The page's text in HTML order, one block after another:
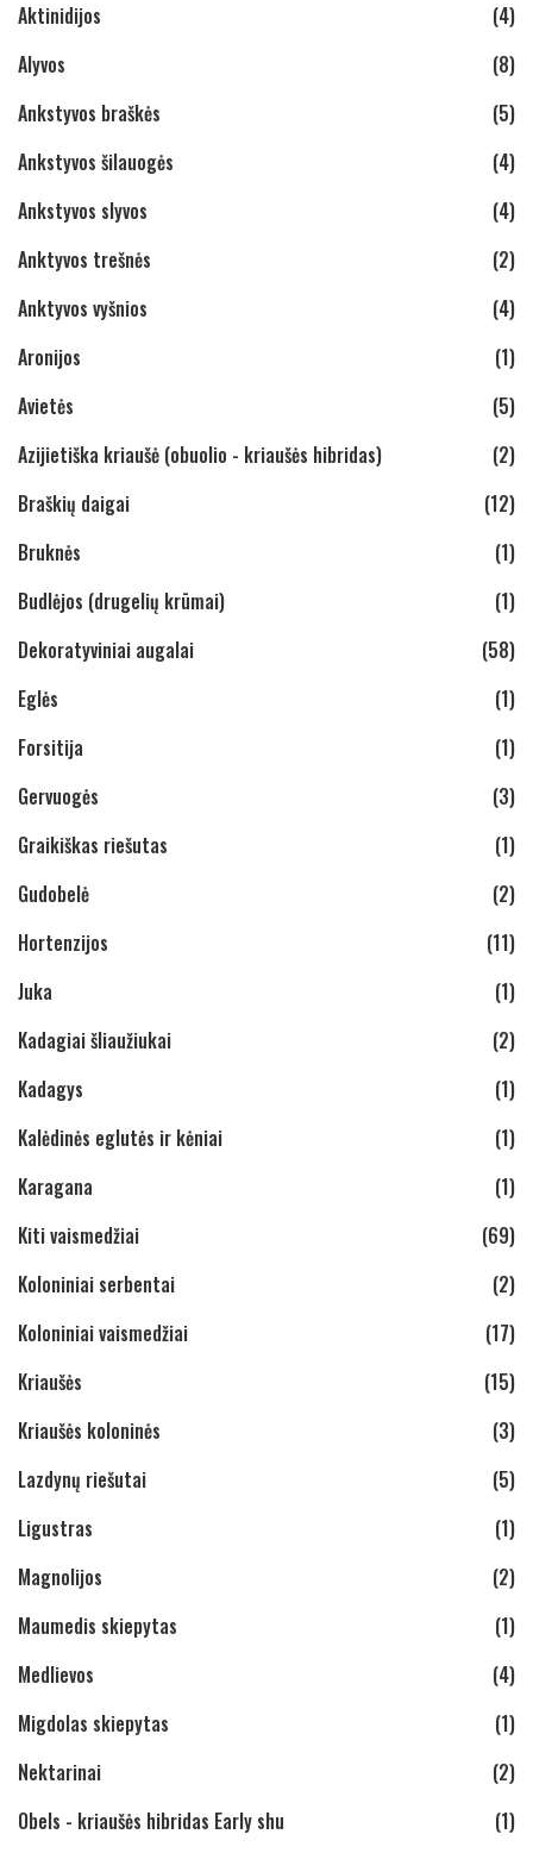
Aktinidijos
(4)
Alyvos
(8)
Ankstyvos braškės
(5)
Ankstyvos šilauogės
(4)
Ankstyvos slyvos
(4)
Anktyvos trešnės
(2)
Anktyvos vyšnios
(4)
Aronijos
(1)
Avietės
(5)
Azijietiška kriaušė (obuolio - kriaušės hibridas)
(2)
Braškių daigai
(12)
Bruknės
(1)
Budlėjos (drugelių krūmai)
(1)
Dekoratyviniai augalai
(58)
Eglės
(1)
Forsitija
(1)
Gervuogės
(3)
Graikiškas riešutas
(1)
Gudobelė
(2)
Hortenzijos
(11)
Juka
(1)
Kadagiai šliaužiukai
(2)
Kadagys
(1)
Kalėdinės eglutės ir kėniai
(1)
Karagana
(1)
Kiti vaismedžiai
(69)
Koloniniai serbentai
(2)
Koloniniai vaismedžiai
(17)
Kriaušės
(15)
Kriaušės koloninės
(3)
Lazdynų riešutai
(5)
Ligustras
(1)
Magnolijos
(2)
Maumedis skiepytas
(1)
Medlievos
(4)
Migdolas skiepytas
(1)
Nektarinai
(2)
Obels - kriaušės hibridas Early shu
(1)